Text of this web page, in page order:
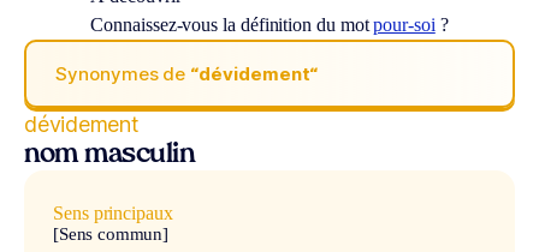
Connaissez-vous la définition du motpour-soi ?
Synonymes de “dévidement“
dévidement
nom masculin
Sens principaux
[Sens commun]